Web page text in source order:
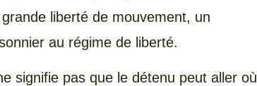
liberté de mouvement, un
au régime de liberté.
signifie pas que le détenu peut aller où